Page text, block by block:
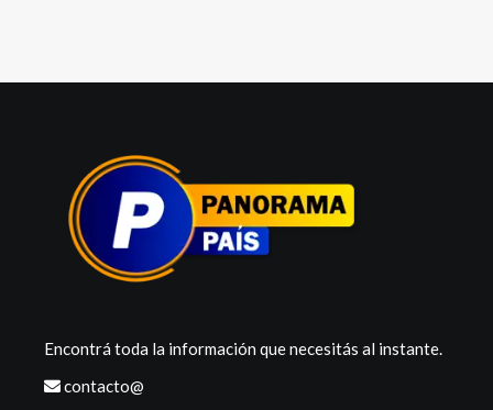
Encontrá toda la información que necesitás al instante.
contacto@